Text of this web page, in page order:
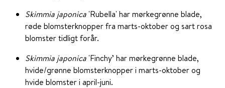
Skimmia japonica 'Rubella' har mørkegrønne blade,
røde blomsterknopper fra marts-oktober og sart rosa
blomster tidligt forår.
Skimmia japonica 'Finchy’ har mørkegrønne blade,
hvide/grønne blomsterknopper i marts-oktober og
hvide blomster i april-juni.